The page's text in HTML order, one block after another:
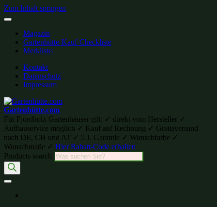
Zum Inhalt springen
Magazin
Gartenhütte-Kauf-Checkliste
Merkliste:
Kontakt
Datenschutz
Impressum
Gartenhütte.com
Für Fjordholz-Gartenhäuser gilt: ✓ direkt vom Hersteller ✓
Aufbauservice möglich ✓ Kauf auf Rechnung ✓ Gratisversand
nach DE, CH und AT ✓ 5 J. Garantie ✓ Wunschfarbe ✓
Wunschmaße ✓ Hier Rabatt-Code erhalten
Products search